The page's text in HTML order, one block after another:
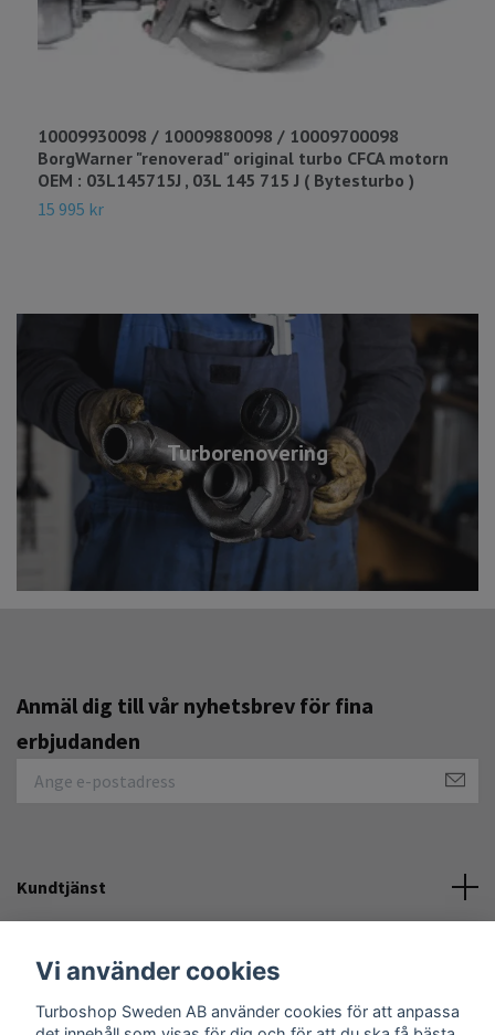
Turborenovering
10009930098 / 10009880098 / 10009700098
BorgWarner "renoverad" original turbo CFCA motorn
OEM : 03L145715J , 03L 145 715 J ( Bytesturbo )
15 995 kr
Anmäl dig till vår nyhetsbrev för fina
erbjudanden
Kundtjänst
Sociala medier
Vi använder cookies
Turboshop Sweden AB använder cookies för att anpassa